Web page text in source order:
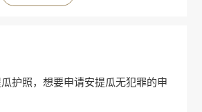
护照，想要申请安提瓜无犯罪的申